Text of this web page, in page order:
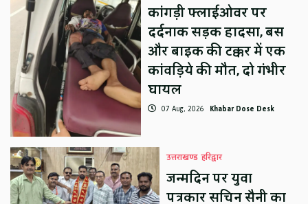
कांगड़ी फ्लाईओवर पर
दर्दनाक सड़क हादसा, बस
और बाइक की टक्कर में एक
कांवड़िये की मौत, दो गंभीर
घायल
07 Aug, 2026 Khabar Dose Desk
उत्तराखण्ड हरिद्वार
जन्मदिन पर युवा
पत्रकार सचिन सैनी का